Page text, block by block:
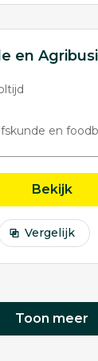
en
en
Bekijk
Vergelijk
Toon meer